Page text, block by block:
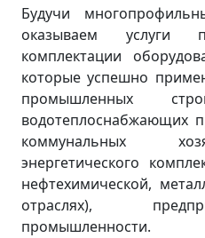
Будучи
оказываем
комплектации
которые успешно
промышленных
водотеплоснабжающих
коммунальных
энергетического
нефтехимической,
отраслях),
промышленности.